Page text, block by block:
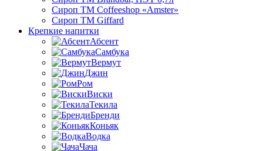
Сироп TM Coffeeshop «Amster»
Сироп TM Giffard
Крепкие напитки
Абсент
Самбука
Вермут
Джин
Ром
Виски
Текила
Бренди
Коньяк
Водка
Чача